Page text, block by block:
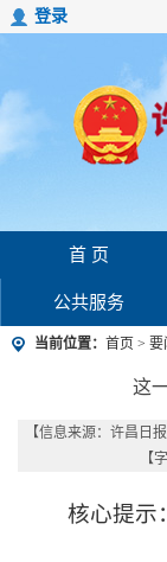
登录
首 页
公共服务
当前位置： 首页 > 要
这
【信息来源： 许昌日
【
核心提示：